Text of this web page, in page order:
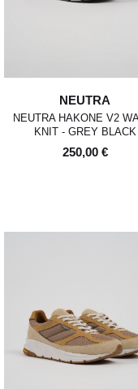
NEUTRA
NEUTRA HAKONE V2
KNIT - GREY BLACK
250,00 €